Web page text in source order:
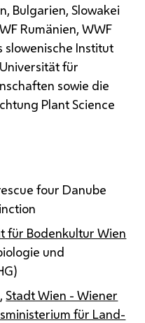
Bulgarien, Slowakei
Rumänien, WWF
slowenische Institut
für
sowie die
Plant Science
four Danube
für Bodenkultur Wien
und
,Stadt Wien - Wiener
für Land-